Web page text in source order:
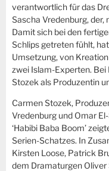
verantwortlich für das
Sascha Vredenburg, der,
Damit sich bei den
Schlips getreten fühlt,
Umsetzung, von
zwei Islam-Experten.
Stozek als Produzentin
Carmen Stozek,
Vredenburg und Omar
‘Habibi Baba Boom’
Serien-Schatzes. In
Kirsten Loose, Patrick
dem Dramaturgen